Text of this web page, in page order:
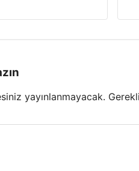
yayınlanmayacak.